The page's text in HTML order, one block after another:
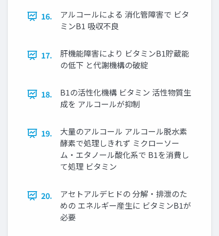
16.
アルコールによる 消化管障害で ビタ
ミンB1 吸収不良
17.
肝機能障害により ビタミンB1貯蔵能
の低下 と代謝機構の破綻
18.
B1の活性化機構 ビタミン 活性物質生
成を アルコールが抑制
19.
大量のアルコール アルコール脱水素
酵素で処理しきれず ミクローソー
ム・エタノール酸化系で B1を消費し
て処理 ビタミン
20.
アセトアルデヒドの 分解・排泄のた
めの エネルギー産生に ビタミンB1が
必要